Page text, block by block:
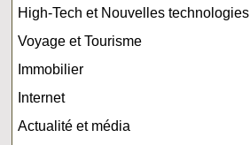
High-Tech et Nouvelles technologies
Voyage et Tourisme
Immobilier
Internet
Actualité et média